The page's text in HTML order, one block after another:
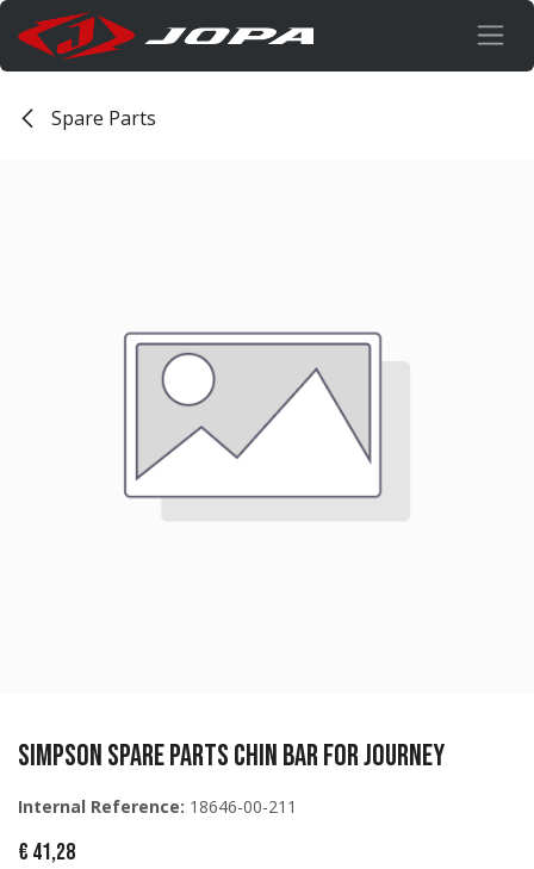
Ir al contenido
Spare Parts
Simpson Spare parts Chin bar for Journey
Internal Reference: 18646-00-211
€ 41,28